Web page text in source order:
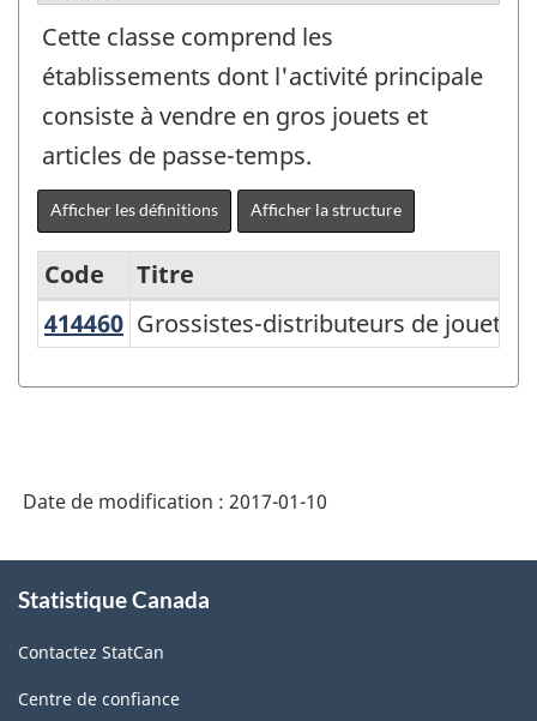
Cette classe comprend les
établissements dont l'activité principale
consiste à vendre en gros jouets et
articles de passe-temps.
Afficher les définitions Afficher la structure
Variante
de
détail
et
commerce
Code
Titre
414460 Grossistes-distributeurs de
Grossistes-distributeurs de jouets
Date de modification : 2017-01-10
propos
ce
site
Statistique Canada
Contactez StatCan
Centre de confiance